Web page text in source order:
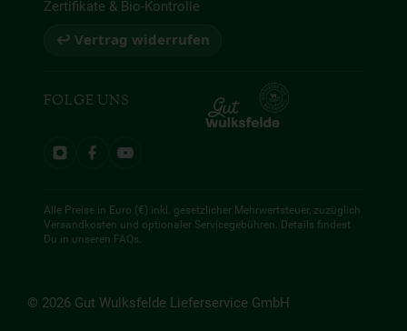
Zertifikate & Bio-Kontrolle
↩ Vertrag widerrufen
FOLGE UNS
Alle Preise in Euro (€) inkl. gesetzlicher Mehrwertsteuer, zuzüglich
Versandkosten und optionaler Servicegebühren. Details findest
Du in unseren FAQs.
© 2026 Gut Wulksfelde Lieferservice GmbH